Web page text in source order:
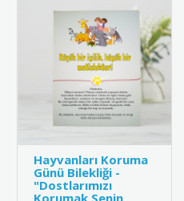
Hayvanları Koruma
Günü Bilekliği -
"Dostlarımızı
Korumak Senin